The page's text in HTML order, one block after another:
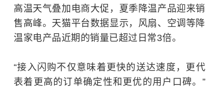
高温天气叠加电商大促，夏季降温产品迎来销
售高峰。天猫平台数据显示，风扇、空调等降
温家电产品近期的销量已超过日常3倍。
“接入闪购不仅意味着更快的送达速度，更代
表着更高的订单确定性和更优的用户口碑。”